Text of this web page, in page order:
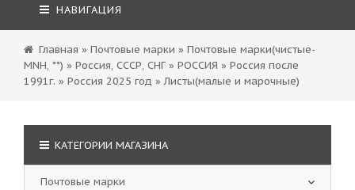
НАВИГАЦИЯ
Главная » Почтовые марки » Почтовые марки(чистые-
MNH, **) » Россия, СССР, СНГ » РОССИЯ » Россия после
1991г. » Россия 2025 год » Листы(малые и марочные)
КАТЕГОРИИ МАГАЗИНА
Почтовые марки